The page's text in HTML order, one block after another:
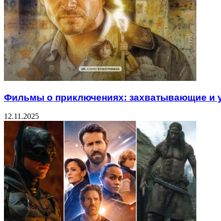
Фильмы о приключениях: захватывающие и
12.11.2025